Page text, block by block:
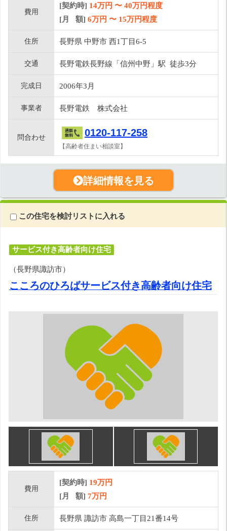
費用
[契約時] 14万円 〜 40万円程度
[月 額] 6万円 〜 15万円程度
住所 長野県 中野市 西1丁目6-5
交通 長野電鉄長野線「信州中野」駅 徒歩3分
完成日 2006年3月
事業者 長野電鉄 株式会社
問合わせ 0120-117-258
【高齢者住まい相談室】
詳細情報を見る
この住宅を検討リストに入れる
サービス付き高齢者向け住宅
（長野県諏訪市）
こころのひろばサービス付き高齢者向け住宅
費用
[契約時] 19万円
[月 額] 7万円
住所 長野県 諏訪市 高島一丁目21番14号